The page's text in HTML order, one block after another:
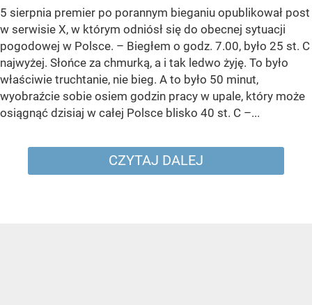
5 sierpnia premier po porannym bieganiu opublikował post
w serwisie X, w którym odniósł się do obecnej sytuacji
pogodowej w Polsce. – Biegłem o godz. 7.00, było 25 st. C
najwyżej. Słońce za chmurką, a i tak ledwo żyję. To było
właściwie truchtanie, nie bieg. A to było 50 minut,
wyobraźcie sobie osiem godzin pracy w upale, który może
osiągnąć dzisiaj w całej Polsce blisko 40 st. C –...
CZYTAJ DALEJ